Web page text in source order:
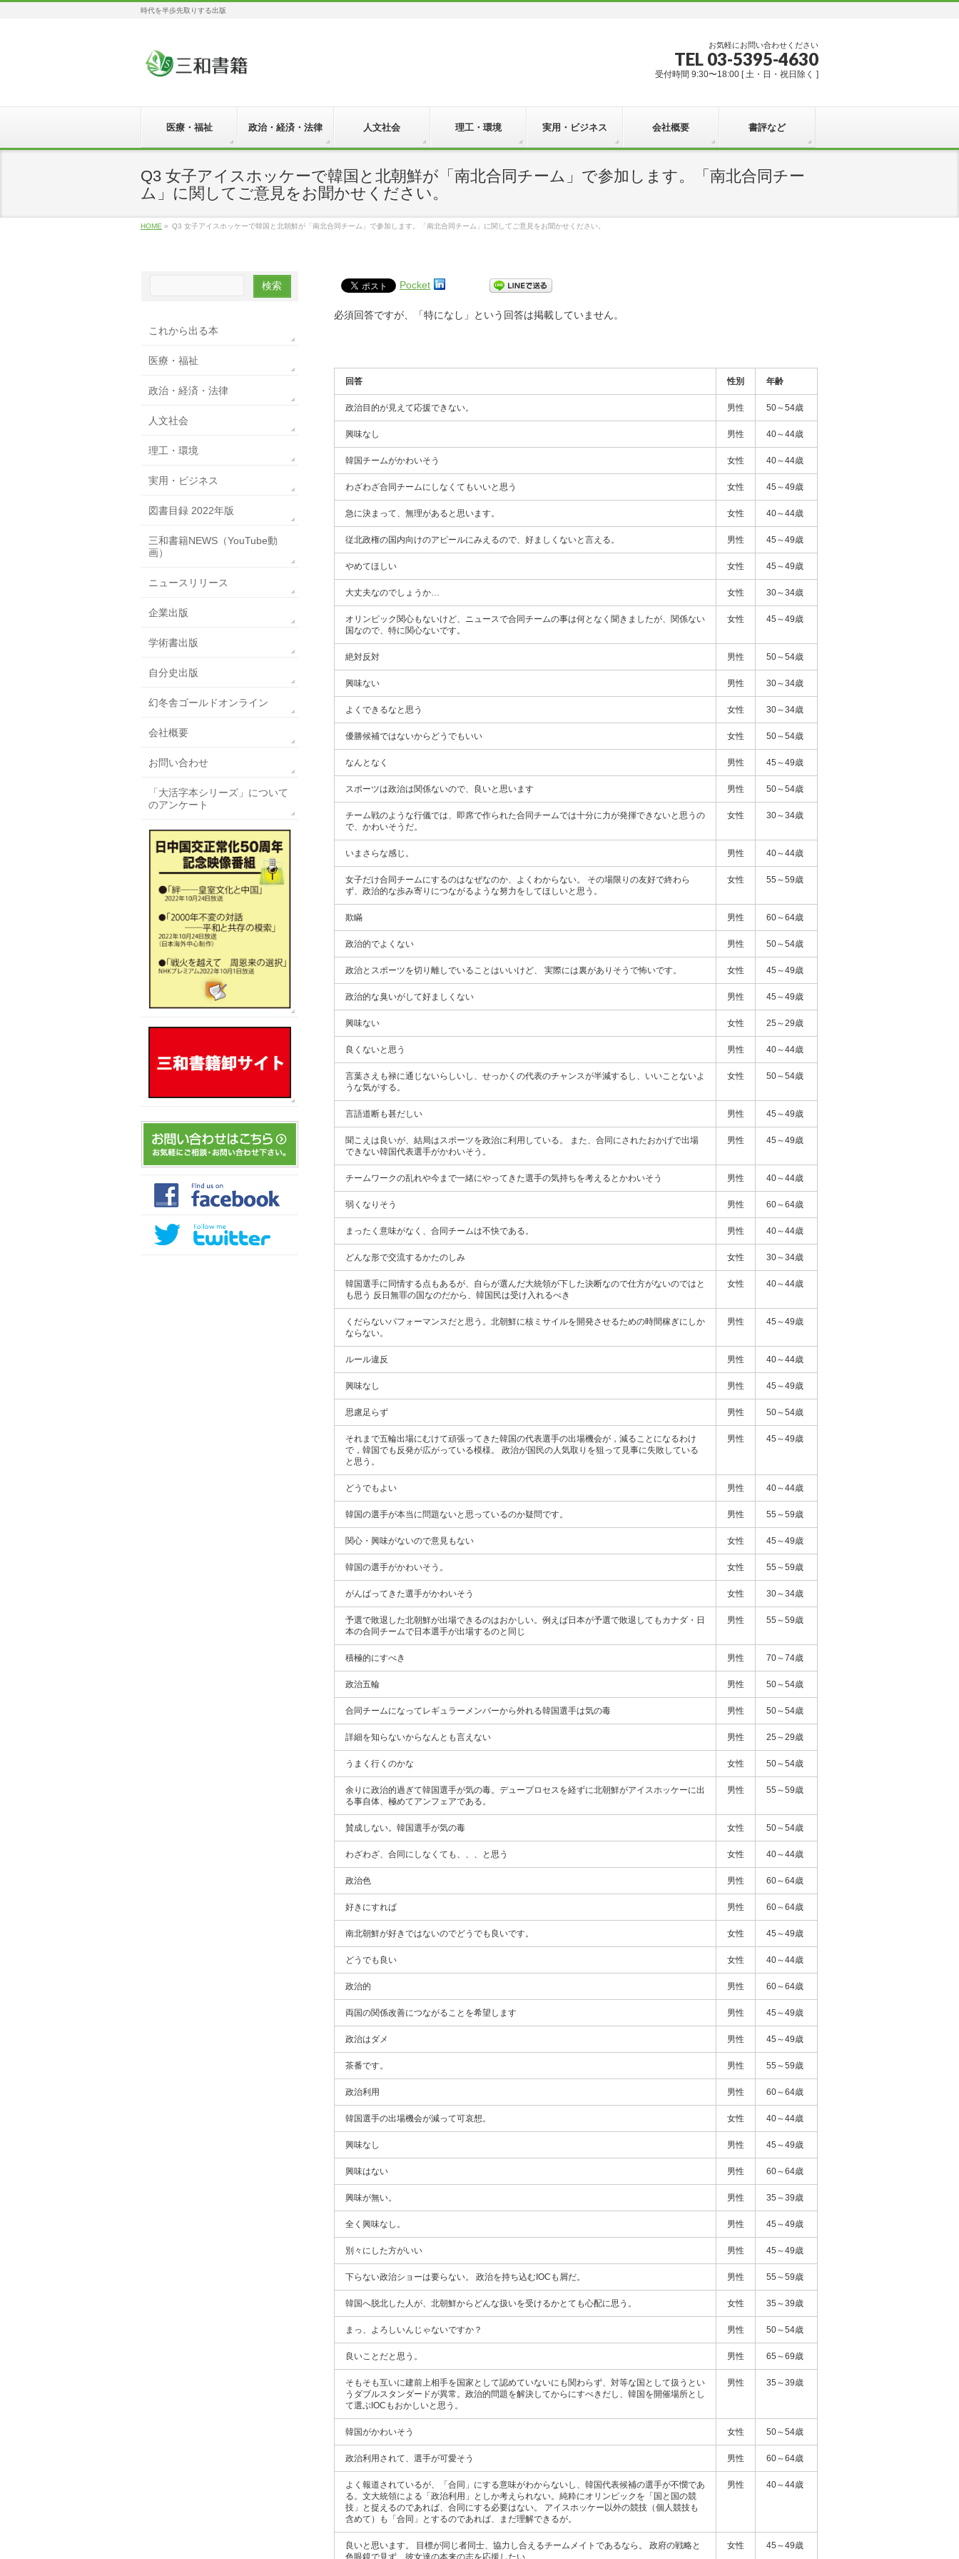
時代を半歩先取りする出版
お気軽にお問い合わせください
TEL 03-5395-4630
受付時間 9:30〜18:00 [ 土・日・祝日除く ]
医療・福祉 政治・経済・法律 人文社会 理工・環境 実用・ビジネス 会社概要 書評など
Q3 女子アイスホッケーで韓国と北朝鮮が「南北合同チーム」で参加します。「南北合同チー
ム」に関してご意見をお聞かせください。
HOME » Q3 女子アイスホッケーで韓国と北朝鮮が「南北合同チーム」で参加します。「南北合同チーム」に関してご意見をお聞かせください。
Pocket
必須回答ですが、「特になし」という回答は掲載していません。
回答 性別 年齢
政治目的が見えて応援できない。 男性 50～54歳
興味なし 男性 40～44歳
韓国チームがかわいそう 女性 40～44歳
わざわざ合同チームにしなくてもいいと思う 女性 45～49歳
急に決まって、無理があると思います。 女性 40～44歳
従北政権の国内向けのアピールにみえるので、好ましくないと言える。 男性 45～49歳
やめてほしい 女性 45～49歳
大丈夫なのでしょうか… 女性 30～34歳
オリンピック関心もないけど、ニュースで合同チームの事は何となく聞きましたが、関係ない
国なので、特に関心ないです。
女性 45～49歳
絶対反対 男性 50～54歳
興味ない 男性 30～34歳
よくできるなと思う 女性 30～34歳
優勝候補ではないからどうでもいい 女性 50～54歳
なんとなく 男性 45～49歳
スポーツは政治は関係ないので、良いと思います 男性 50～54歳
チーム戦のような行儀では、即席で作られた合同チームでは十分に力が発揮できないと思うの
で、かわいそうだ。
女性 30～34歳
いまさらな感じ。 男性 40～44歳
女子だけ合同チームにするのはなぜなのか、よくわからない。 その場限りの友好で終わら
ず、政治的な歩み寄りにつながるような努力をしてほしいと思う。
女性 55～59歳
欺瞞 男性 60～64歳
政治的でよくない 男性 50～54歳
政治とスポーツを切り離しでいることはいいけど、 実際には裏がありそうで怖いです。 女性 45～49歳
政治的な臭いがして好ましくない 男性 45～49歳
興味ない 女性 25～29歳
良くないと思う 男性 40～44歳
言葉さえも禄に通じないらしいし、せっかくの代表のチャンスが半減するし、いいことないよ
うな気がする。
女性 50～54歳
言語道断も甚だしい 男性 45～49歳
聞こえは良いが、結局はスポーツを政治に利用している。 また、合同にされたおかげで出場
できない韓国代表選手がかわいそう。
男性 45～49歳
チームワークの乱れや今まで一緒にやってきた選手の気持ちを考えるとかわいそう 男性 40～44歳
弱くなりそう 男性 60～64歳
まったく意味がなく、合同チームは不快である。 男性 40～44歳
どんな形で交流するかたのしみ 女性 30～34歳
韓国選手に同情する点もあるが、自らが選んだ大統領が下した決断なので仕方がないのではと
も思う 反日無罪の国なのだから、韓国民は受け入れるべき
女性 40～44歳
くだらないパフォーマンスだと思う。北朝鮮に核ミサイルを開発させるための時間稼ぎにしか
ならない。
男性 45～49歳
ルール違反 男性 40～44歳
興味なし 男性 45～49歳
思慮足らず 男性 50～54歳
それまで五輪出場にむけて頑張ってきた韓国の代表選手の出場機会が，減ることになるわけ
で，韓国でも反発が広がっている模様。 政治が国民の人気取りを狙って見事に失敗している
と思う。
男性 45～49歳
どうでもよい 男性 40～44歳
韓国の選手が本当に問題ないと思っているのか疑問です。 男性 55～59歳
関心・興味がないので意見もない 女性 45～49歳
韓国の選手がかわいそう。 女性 55～59歳
がんばってきた選手がかわいそう 女性 30～34歳
予選で敗退した北朝鮮が出場できるのはおかしい。例えば日本が予選で敗退してもカナダ・日
本の合同チームで日本選手が出場するのと同じ
男性 55～59歳
積極的にすべき 男性 70～74歳
政治五輪 男性 50～54歳
合同チームになってレギュラーメンバーから外れる韓国選手は気の毒 男性 50～54歳
詳細を知らないからなんとも言えない 男性 25～29歳
うまく行くのかな 女性 50～54歳
余りに政治的過ぎて韓国選手が気の毒。デュープロセスを経ずに北朝鮮がアイスホッケーに出
る事自体、極めてアンフェアである。
男性 55～59歳
賛成しない。韓国選手が気の毒 女性 50～54歳
わざわざ、合同にしなくても、、、と思う 女性 40～44歳
政治色 男性 60～64歳
好きにすれば 男性 60～64歳
南北朝鮮が好きではないのでどうでも良いです。 女性 45～49歳
どうでも良い 女性 40～44歳
政治的 男性 60～64歳
両国の関係改善につながることを希望します 男性 45～49歳
政治はダメ 男性 45～49歳
茶番です。 男性 55～59歳
政治利用 男性 60～64歳
韓国選手の出場機会が減って可哀想。 女性 40～44歳
興味なし 男性 45～49歳
興味はない 男性 60～64歳
興味が無い。 男性 35～39歳
全く興味なし。 男性 45～49歳
別々にした方がいい 男性 45～49歳
下らない政治ショーは要らない。 政治を持ち込むIOCも屑だ。 男性 55～59歳
韓国へ脱北した人が、北朝鮮からどんな扱いを受けるかとても心配に思う。 女性 35～39歳
まっ、よろしいんじゃないですか？ 男性 50～54歳
良いことだと思う。 男性 65～69歳
そもそも互いに建前上相手を国家として認めていないにも関わらず、対等な国として扱うとい
うダブルスタンダードが異常。政治的問題を解決してからにすべきだし、韓国を開催場所とし
て選ぶIOCもおかしいと思う。
男性 35～39歳
韓国がかわいそう 女性 50～54歳
政治利用されて、選手が可愛そう 男性 60～64歳
よく報道されているが、「合同」にする意味がわからないし、韓国代表候補の選手が不憫であ
る。文大統領による「政治利用」としか考えられない。純粋にオリンピックを「国と国の競
技」と捉えるのであれば、合同にする必要はない。 アイスホッケー以外の競技（個人競技も
含めて）も「合同」とするのであれば、まだ理解できるが。
男性 40～44歳
良いと思います。 目標が同じ者同士、協力し合えるチームメイトであるなら。 政府の戦略と
色眼鏡で見ず、彼女達の本来の志を応援したい
女性 45～49歳
これから出る本
医療・福祉
政治・経済・法律
人文社会
理工・環境
実用・ビジネス
図書目録 2022年版
三和書籍NEWS（YouTube動
画）
ニュースリリース
企業出版
学術書出版
自分史出版
幻冬舎ゴールドオンライン
会社概要
お問い合わせ
「大活字本シリーズ」について
のアンケート